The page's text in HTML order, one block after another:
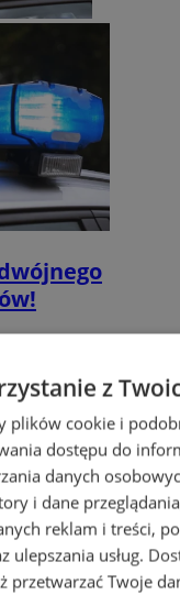
z
plików cookie i
dostępu do
danych
i dane
reklam i treści,
ulepszania usług.
przetwarzać Twoje